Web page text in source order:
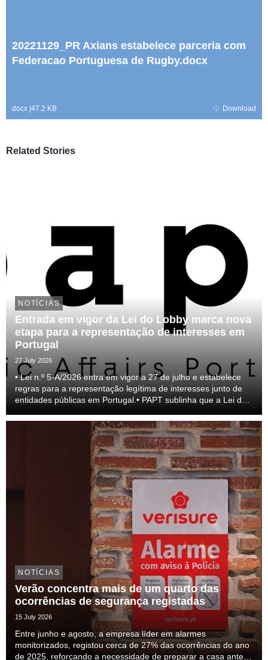
20221129_PR Axians estabelece parceria com
Federacao Portuguesa de Rugby.docx
docx 47.2 KB Download
Related Stories
NOTÍCIAS
Entrada em vigor da Lei do Lobby marca nova
etapa para a representação de interesses em
Portugal
27 July 2026
• Lei n.º 5-A/2026 entra em vigor a 27 de julho e estabelece
regras para a representação legítima de interesses junto de
entidades públicas em Portugal.• PAPT sublinha que a Lei do
do setor e para a transparên...
NOTÍCIAS
Verão concentra mais de um quarto das
ocorrências de segurança registadas
15 July 2026
Entre junho e agosto, a empresa líder em alarmes
monitorizados, registou cerca de 27% das ocorrências do ano
de 2025, reforçando a necessidade de preparar a casa antes